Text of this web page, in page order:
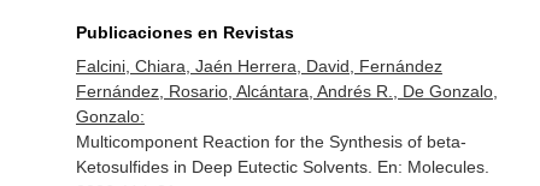
Publicaciones en Revistas
Falcini, Chiara, Jaén Herrera, David, Fernández
Fernández, Rosario, Alcántara, Andrés R., De Gonzalo,
Gonzalo:
Multicomponent Reaction for the Synthesis of beta-
Ketosulfides in Deep Eutectic Solvents. En: Molecules.